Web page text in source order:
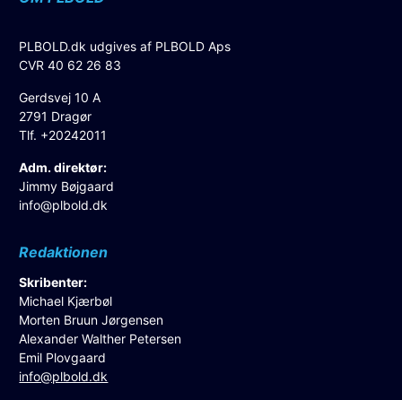
PLBOLD.dk udgives af PLBOLD Aps
CVR 40 62 26 83
Gerdsvej 10 A
2791 Dragør
Tlf. +20242011
Adm. direktør:
Jimmy Bøjgaard
info@plbold.dk
Redaktionen
Skribenter:
Michael Kjærbøl
Morten Bruun Jørgensen
Alexander Walther Petersen
Emil Plovgaard
info@plbold.dk